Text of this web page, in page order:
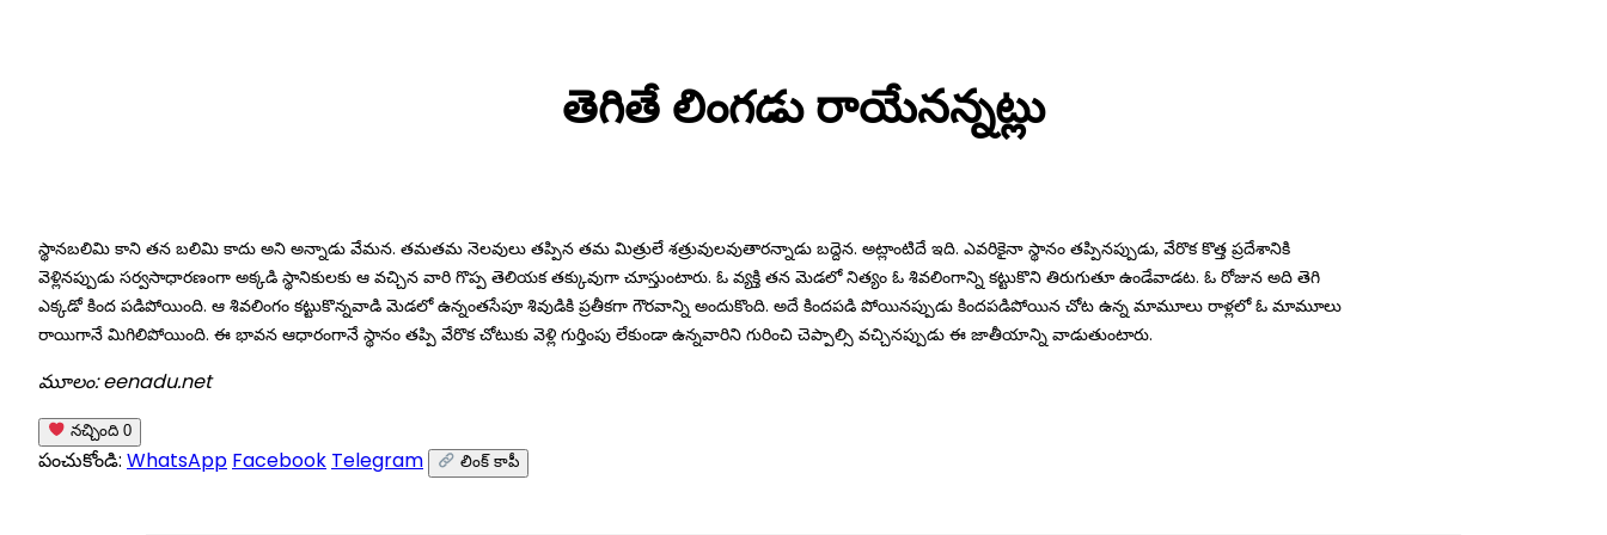
తెగితే లింగడు రాయేనన్నట్లు
స్థానబలిమి కాని తన బలిమి కాదు అని అన్నాడు వేమన. తమతమ నెలవులు తప్పిన తమ మిత్రులే శత్రువులవుతారన్నాడు బద్దెన. అట్లాంటిదే ఇది. ఎవరికైనా స్థానం తప్పినప్పుడు, వేరొక కొత్త ప్రదేశానికి
వెళ్లినప్పుడు సర్వసాధారణంగా అక్కడి స్థానికులకు ఆ వచ్చిన వారి గొప్ప తెలియక తక్కువుగా చూస్తుంటారు. ఓ వ్యక్తి తన మెడలో నిత్యం ఓ శివలింగాన్ని కట్టుకొని తిరుగుతూ ఉండేవాడట. ఓ రోజున అది తెగి
ఎక్కడో కింద పడిపోయింది. ఆ శివలింగం కట్టుకొన్నవాడి మెడలో ఉన్నంతసేపూ శివుడికి ప్రతీకగా గౌరవాన్ని అందుకొంది. అదే కిందపడి పోయినప్పుడు కిందపడిపోయిన చోట ఉన్న మామూలు రాళ్లలో ఓ మామూలు
రాయిగానే మిగిలిపోయింది. ఈ భావన ఆధారంగానే స్థానం తప్పి వేరొక చోటుకు వెళ్లి గుర్తింపు లేకుండా ఉన్నవారిని గురించి చెప్పాల్సి వచ్చినప్పుడు ఈ జాతీయాన్ని వాడుతుంటారు.
మూలం: eenadu.net
నచ్చింది 0
పంచుకోండి: WhatsApp Facebook Telegram లింక్ కాపీ